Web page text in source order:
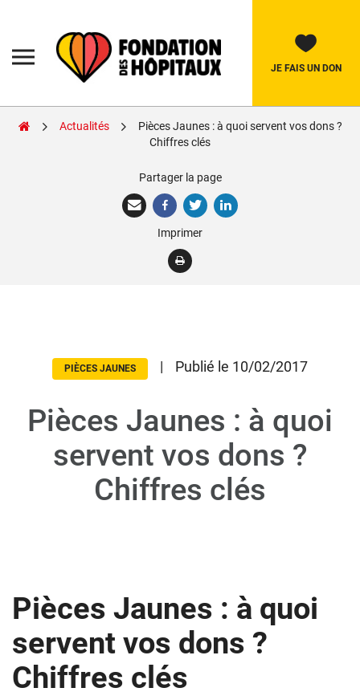
des
Hôpitaux
JE FAIS UN DON
Nous soutenir
Donateurs
Actualités
Pièces Jaunes : à quoi servent vos dons ?
Chiffres clés
Partager la page
Imprimer
PIÈCES JAUNES | Publié le 10/02/2017
Pièces Jaunes : à quoi
servent vos dons ?
Chiffres clés
Pièces Jaunes : à quoi
servent vos dons ?
Chiffres clés